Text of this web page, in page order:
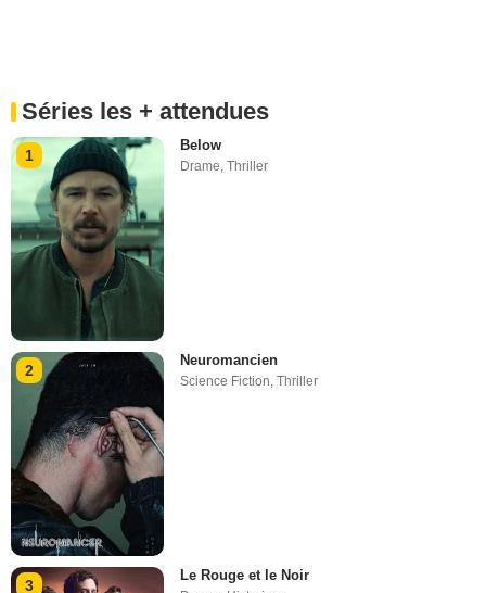
Séries les + attendues
1
Below
Drame ,Thriller
2
Neuromancien
Science Fiction,Thriller
3
Le Rouge et le Noir